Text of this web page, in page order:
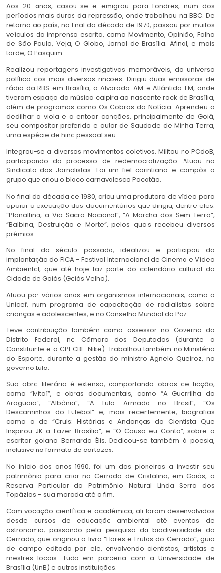
Aos 20 anos, casou-se e emigrou para Londres, num dos
períodos mais duros da repressão, onde trabalhou na BBC. De
retorno ao país, no final da década de 1970, passou por muitos
veículos da imprensa escrita, como Movimento, Opinião, Folha
de São Paulo, Veja, O Globo, Jornal de Brasília. Afinal, e mais
tarde, O Pasquim.
Realizou reportagens investigativas memoráveis, do universo
político aos mais diversos rincões. Dirigiu duas emissoras de
rádio da RBS em Brasília, a Alvorada-AM e Atlântida-FM, onde
tiveram espaço da música caipira ao nascente rock de Brasília,
além de programas como Os Cobras da Notícia. Aprendeu a
dedilhar a viola e a entoar canções, principalmente de Goiá,
seu compositor preferido e autor de Saudade de Minha Terra,
uma espécie de hino pessoal seu.
Integrou-se a diversos movimentos coletivos. Militou no PCdoB,
participando do processo de redemocratização. Atuou no
Sindicato dos Jornalistas. Foi um fiel corintiano e compôs o
grupo que criou o bloco carnavalesco Pacotão.
No final da década de 1980, criou uma produtora de vídeo para
apoiar a execução dos documentários que dirigiu, dentre eles:
“Planaltina, a Via Sacra Nacional”, “A Marcha dos Sem Terra”,
“Balbina, Destruição e Morte”, pelos quais recebeu diversos
prêmios.
No final do século passado, idealizou e participou da
implantação do FICA – Festival Internacional de Cinema e Vídeo
Ambiental, que até hoje faz parte do calendário cultural da
Cidade de Goiás (Goiás Velho).
Atuou por vários anos em organismos internacionais, como o
Unicef, num programa de capacitação de radialistas sobre
crianças e adolescentes, e no Conselho Mundial da Paz.
Teve contribuição também como assessor no Governo do
Distrito Federal, na Câmara dos Deputados (durante a
Constituinte e a CPI CBF-Nike). Trabalhou também no Ministério
do Esporte, durante a gestão do ministro Agnelo Queiroz, no
governo Lula.
Sua obra literária é extensa, comportando obras de ficção,
como “Mitaí”, e obras documentais, como “A Guerrilha do
Araguaia”, “Albânia”, “A Luta Armada no Brasil”, “Os
Descaminhos do Futebol” e, mais recentemente, biografias
como a de “Cruls: Histórias e Andanças do Cientista Que
Inspirou JK a Fazer Brasília”, e “O Causo eu Conto”, sobre o
escritor goiano Bernardo Élis. Dedicou-se também à poesia,
inclusive no formato de cartazes.
No início dos anos 1990, foi um dos pioneiros a investir seu
patrimônio para criar no Cerrado de Cristalina, em Goiás, a
Reserva Particular do Patrimônio Natural Linda Serra dos
Topázios – sua morada até o fim.
Com vocação científica e acadêmica, ali foram desenvolvidos
desde cursos de educação ambiental até eventos de
astronomia, passando pela pesquisa da biodiversidade do
Cerrado, que originou o livro “Flores e Frutos do Cerrado”, guia
de campo editado por ele, envolvendo cientistas, artistas e
mestres locais. Tudo em parceria com a Universidade de
Brasília (UnB) e outras instituições.